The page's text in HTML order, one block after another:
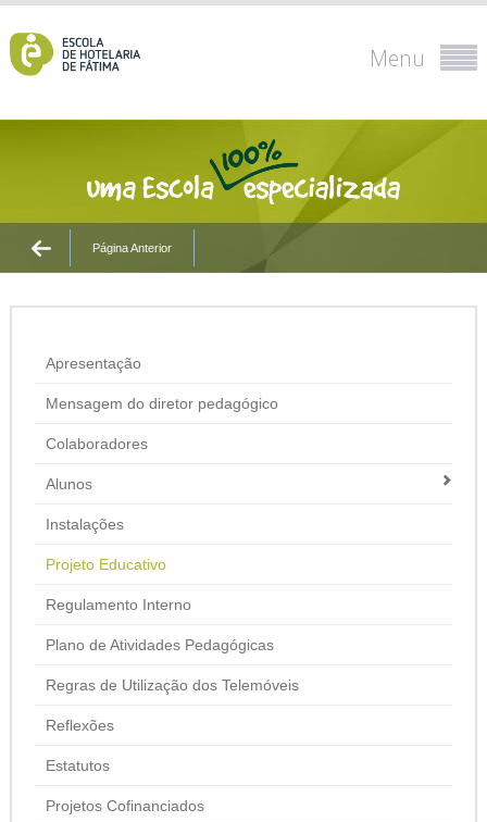
Menu
Página Anterior
Apresentação
Mensagem do diretor pedagógico
Colaboradores
Alunos
Instalações
Projeto Educativo
Regulamento Interno
Plano de Atividades Pedagógicas
Regras de Utilização dos Telemóveis
Reflexões
Estatutos
Projetos Cofinanciados